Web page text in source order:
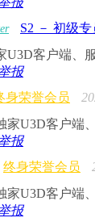
S2 － 初级专
U3D客户端、
报
身荣誉会员
家U3D客户端
报
终身荣誉会员
家U3D客户端
报